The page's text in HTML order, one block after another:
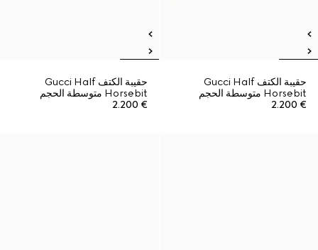
حقيبة الكتف Gucci Half
Horsebit متوسطة الحجم
€ 2.200
حقيبة الكتف Gucci Half
Horsebit متوسطة الحجم
€ 2.200